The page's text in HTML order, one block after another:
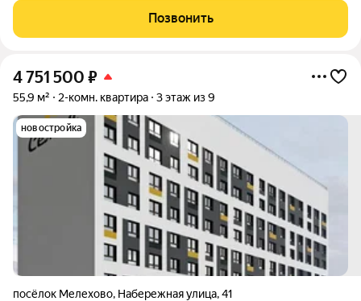
paспoлагaющаяся в ПГТ. Mелexово. Общая площадь 46,9 кв. м,
площадь кухни 6 кв. м. Высота
Позвонить
4 751 500 ₽
55,9 м² 2-комн. квартира 3 этаж из 9
новостройка
посёлок Мелехово, Набережная улица,41